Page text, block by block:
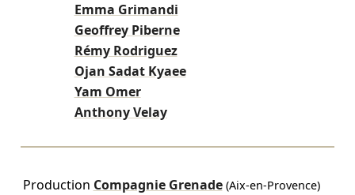
Emma Grimandi
Geoffrey Piberne
Rémy Rodriguez
Ojan Sadat Kyaee
Yam Omer
Anthony Velay
Production Compagnie Grenade(Aix-en-Provence)